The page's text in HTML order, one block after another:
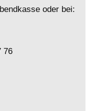
oder bei:
76